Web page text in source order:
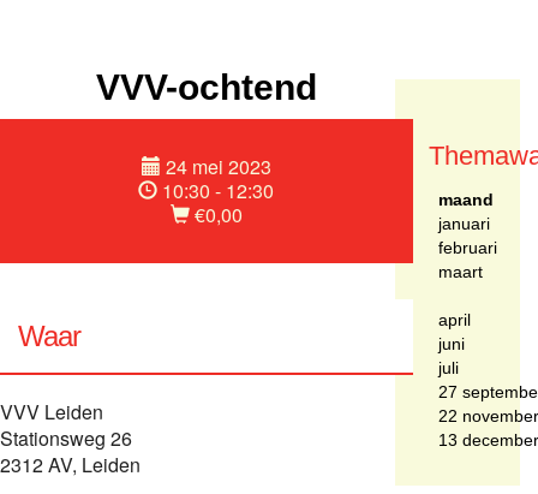
VVV-ochtend
24 mei 2023
10:30 - 12:30
€0,00
Waar
VVV Leiden
Stationsweg 26
2312 AV, Leiden
maand
januari
februari
maart
april
juni
juli
27
22 november
13 december